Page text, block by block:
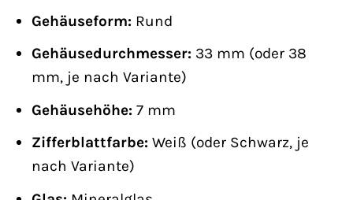
Gehäuseform:Rund
Gehäusedurchmesser:33 mm (oder 38
mm, je nach Variante)
Gehäusehöhe:7 mm
Zifferblattfarbe:Weiß (oder Schwarz, je
nach Variante)